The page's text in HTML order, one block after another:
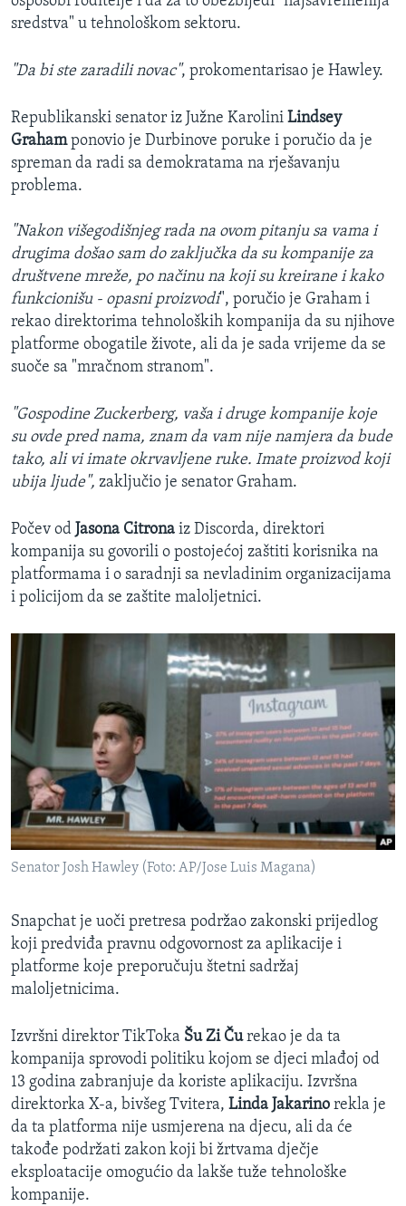
sredstva" u tehnološkom sektoru.
"Da bi ste zaradili novac", prokomentarisao je Hawley.
Republikanski senator iz Južne Karolini Lindsey
Grahamponovio je Durbinove poruke i poručio da je
spreman da radi sa demokratama na rješavanju
problema.
"Nakon višegodišnjeg rada na ovom pitanju sa vama i
drugima došao sam do zaključka da su kompanije za
društvene mreže, po načinu na koji su kreirane i kako
funkcionišu - opasni proizvodi", poručio je Graham i
rekao direktorima tehnoloških kompanija da su njihove
platforme obogatile živote, ali da je sada vrijeme da se
suoče sa "mračnom stranom".
"Gospodine Zuckerberg, vaša i druge kompanije koje
su ovde pred nama, znam da vam nije namjera da bude
tako, ali vi imate okrvavljene ruke. Imate proizvod koji
ubija ljude", zaključio je senator Graham.
Počev od Jasona Citrona iz Discorda, direktori
kompanija su govorili o postojećoj zaštiti korisnika na
platformama i o saradnji sa nevladinim organizacijama
i policijom da se zaštite maloljetnici.
Senator Josh Hawley (Foto: AP/Jose Luis Magana)
Snapchat je uoči pretresa podržao zakonski prijedlog
koji predviđa pravnu odgovornost za aplikacije i
platforme koje preporučuju štetni sadržaj
maloljetnicima.
Izvršni direktor TikToka Šu Zi Čurekao je da ta
kompanija sprovodi politiku kojom se djeci mlađoj od
13 godina zabranjuje da koriste aplikaciju. Izvršna
direktorka X-a, bivšeg Tvitera, Linda Jakarino rekla je
da ta platforma nije usmjerena na djecu, ali da će
takođe podržati zakon koji bi žrtvama dječje
eksploatacije omogućio da lakše tuže tehnološke
kompanije.